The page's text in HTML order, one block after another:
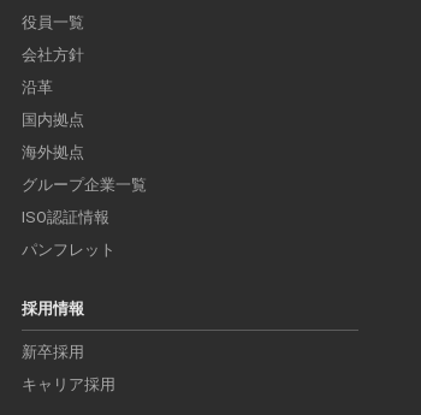
役員一覧
会社方針
沿革
国内拠点
海外拠点
グループ企業一覧
ISO認証情報
パンフレット
採用情報
新卒採用
キャリア採用